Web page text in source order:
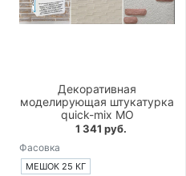
Декоративная
моделирующая штукатурка
quick-mix MO
1 341 руб.
Фасовка
МЕШОК 25 КГ